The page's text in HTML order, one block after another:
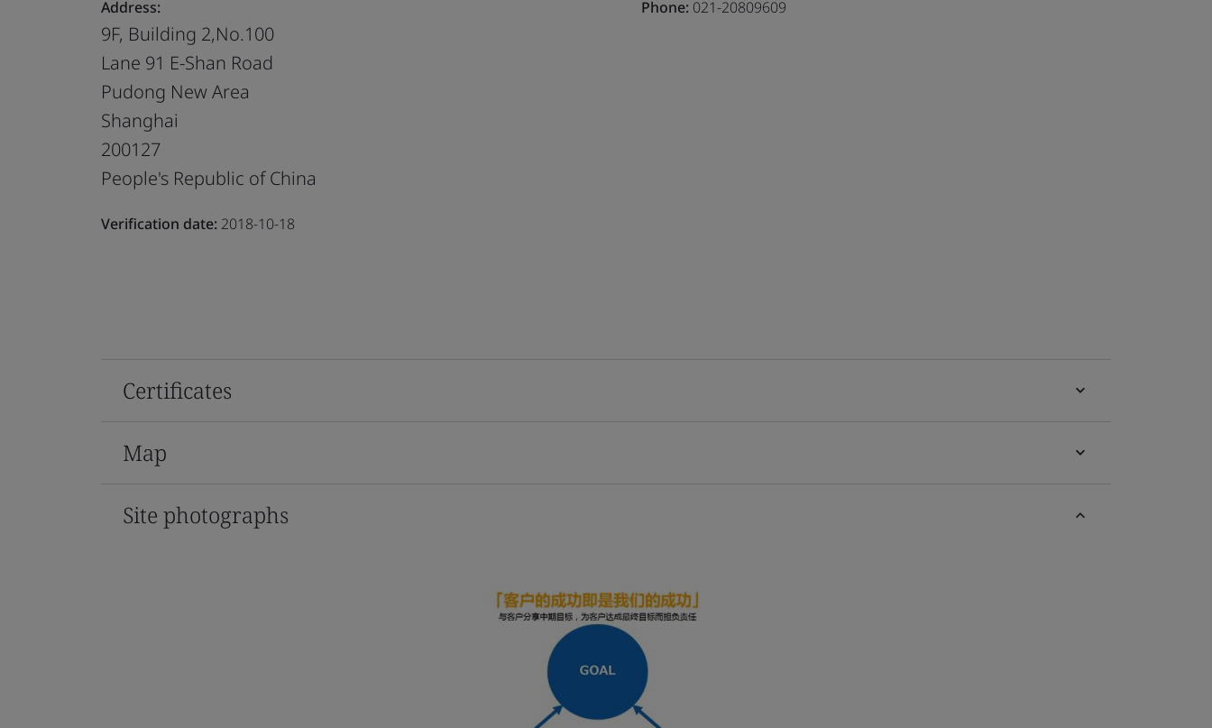
Address:
9F, Building 2,No.100
Lane 91 E-Shan Road
Pudong New Area
Shanghai
200127
People's Republic of China
Verification date: 2018-10-18
Phone: 021-20809609
Certificates
Map
Site photographs